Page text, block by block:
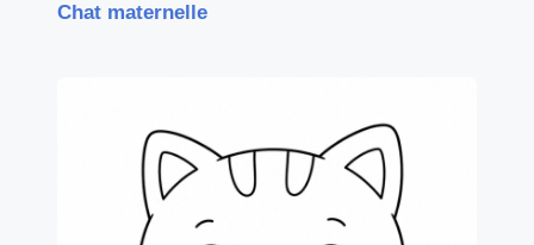
Chat maternelle